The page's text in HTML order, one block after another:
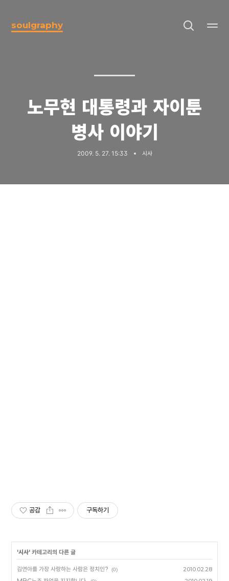
soulgraphy
노무현 대통령과 자이툰
병사 이야기
2009. 5. 27. 15:33 시사
공감 구독하기
'시사' 카테고리의 다른 글
김연아를 가장 사랑하는 사람은 정치인? (0) 2010.02.28